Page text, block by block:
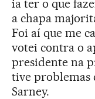
ia ter o que
a chapa
Foi aí que me
votei contra o
presidente na
tive problemas
Sarney.